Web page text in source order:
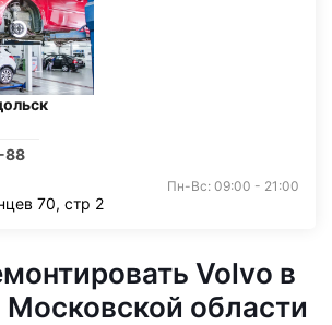
88
Пн-Вс: 09:00 - 21:00
70, стр 2
Volvo в
области